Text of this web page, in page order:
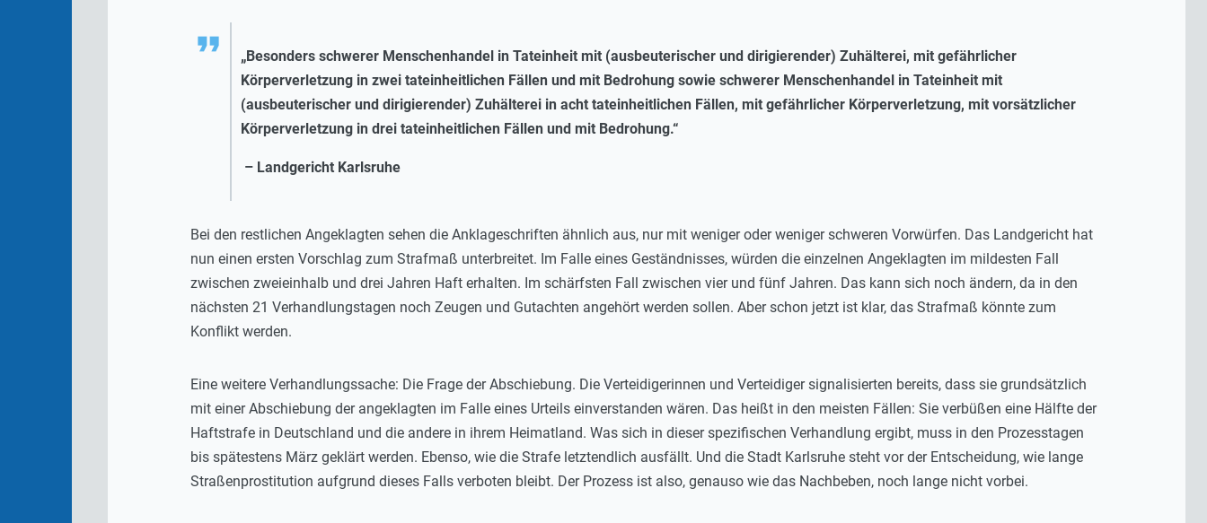
„Besonders schwerer Menschenhandel in Tateinheit mit (ausbeuterischer und dirigierender) Zuhälterei, mit gefährlicher
Körperverletzung in zwei tateinheitlichen Fällen und mit Bedrohung sowie schwerer Menschenhandel in Tateinheit mit
(ausbeuterischer und dirigierender) Zuhälterei in acht tateinheitlichen Fällen, mit gefährlicher Körperverletzung, mit vorsätzlicher
Körperverletzung in drei tateinheitlichen Fällen und mit Bedrohung.“
– Landgericht Karlsruhe
Bei den restlichen Angeklagten sehen die Anklageschriften ähnlich aus, nur mit weniger oder weniger schweren Vorwürfen. Das Landgericht hat
nun einen ersten Vorschlag zum Strafmaß unterbreitet. Im Falle eines Geständnisses, würden die einzelnen Angeklagten im mildesten Fall
zwischen zweieinhalb und drei Jahren Haft erhalten. Im schärfsten Fall zwischen vier und fünf Jahren. Das kann sich noch ändern, da in den
nächsten 21 Verhandlungstagen noch Zeugen und Gutachten angehört werden sollen. Aber schon jetzt ist klar, das Strafmaß könnte zum
Konflikt werden.
Eine weitere Verhandlungssache: Die Frage der Abschiebung. Die Verteidigerinnen und Verteidiger signalisierten bereits, dass sie grundsätzlich
mit einer Abschiebung der angeklagten im Falle eines Urteils einverstanden wären. Das heißt in den meisten Fällen: Sie verbüßen eine Hälfte der
Haftstrafe in Deutschland und die andere in ihrem Heimatland. Was sich in dieser spezifischen Verhandlung ergibt, muss in den Prozesstagen
bis spätestens März geklärt werden. Ebenso, wie die Strafe letztendlich ausfällt. Und die Stadt Karlsruhe steht vor der Entscheidung, wie lange
Straßenprostitution aufgrund dieses Falls verboten bleibt. Der Prozess ist also, genauso wie das Nachbeben, noch lange nicht vorbei.